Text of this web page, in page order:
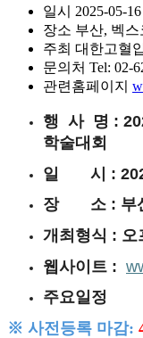
일시
2025-05-
장소 부산, 벡
주최 대한고혈
문의처 Tel: 02-
관련홈페이지
행 사 명 :
학술대회
일 시 : 2025
장 소 : 부산
개최형식 : 오
웹사이트 :
주요일정
※ 사전등록 마감: